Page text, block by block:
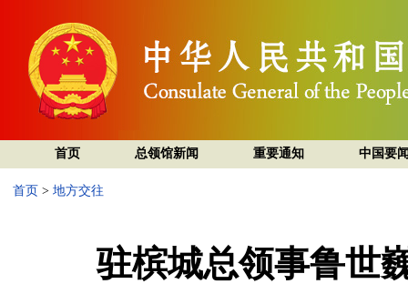
首页 总领馆新闻 重要通知 中国要
首页 > 地方交往
驻槟城总领事鲁世